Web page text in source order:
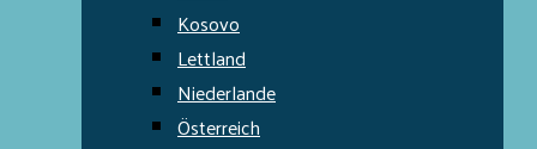
Kosovo
Lettland
Niederlande
Österreich